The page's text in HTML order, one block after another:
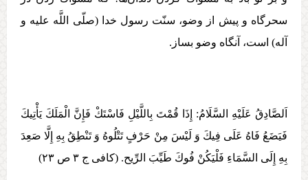
سحرگاه و پيش از وضو، سنّت رسول خدا (صلّی اللَّه عليه و
آله) است، آنگاه وضو بساز.
اَلصَّادِقُ عَلَيْهِ السَّلَامُ: إِذَا قُمْتَ بِاللَّيْلِ فَاسْتَكْ فَإِنَّ الْمَلَكَ يَأْتِيكَ
فَيَضَعُ فَاهُ عَلَی فِيكَ وَ لَيْسَ مِنْ حَرْفٍ تَتْلُوهُ وَ تَنْطِقُ بِهِ إِلَّا صَعِدَ
بِهِ إِلَی السَّمَاءِ فَلْيَكُنْ فُوكَ طَيِّبَ الرِّيح‏. (کافی ج ۳ ص ۲۳)